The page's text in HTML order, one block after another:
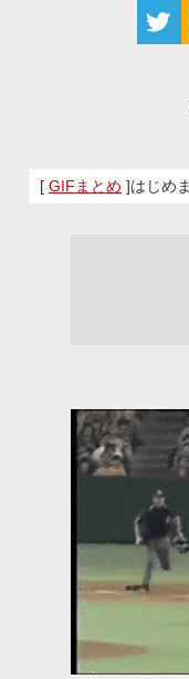
[ GIFまとめ ]はじめ